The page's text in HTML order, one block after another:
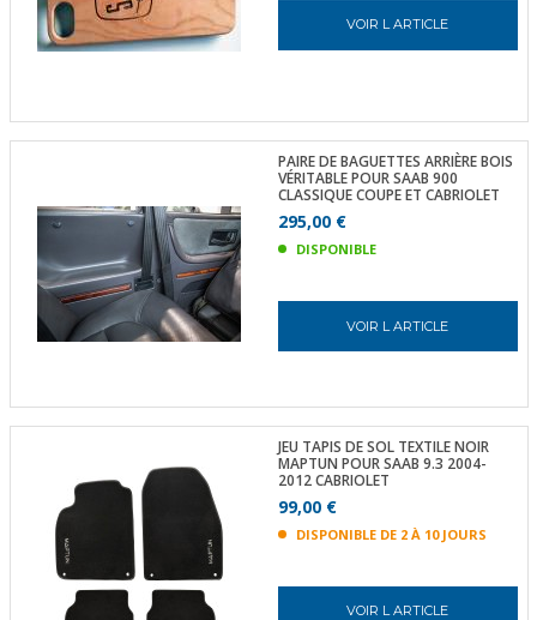
VOIR L ARTICLE
PAIRE DE BAGUETTES ARRIÈRE BOIS
VÉRITABLE POUR SAAB 900
CLASSIQUE COUPE ET CABRIOLET
295,00 €
DISPONIBLE
VOIR L ARTICLE
JEU TAPIS DE SOL TEXTILE NOIR
MAPTUN POUR SAAB 9.3 2004-
2012 CABRIOLET
99,00 €
DISPONIBLE DE 2 À 10 JOURS
VOIR L ARTICLE